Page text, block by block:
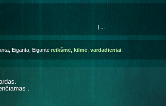
|
Eiganta, Eigantė reikšmė kilmė vardadieniai: